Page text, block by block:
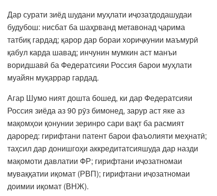
Дар сурати зиёд шудани муҳлати иҷозатдодашудаи
будубош: нисбат ба шаҳрванд метавонад ҷарима
татбиқ гардад; қарор дар бораи хориҷкунии маъмурӣ
қабул карда шавад; инчунин мумкин аст манъи
воридшавӣ ба Федератсияи Россия барои муҳлати
муайян муқаррар гардад.
Агар Шумо ният дошта бошед, ки дар Федератсияи
Россия зиёда аз 90 рӯз бимонед, зарур аст яке аз
мақомҳои қонунии зеринро сари вақт ба расмият
дароред: гирифтани патент барои фаъолияти меҳнатӣ;
таҳсил дар донишгоҳи аккредитатсияшуда дар назди
мақомоти давлатии ФР; гирифтани иҷозатномаи
муваққатии иқомат (РВП); гирифтани иҷозатномаи
доимии иқомат (ВНЖ).